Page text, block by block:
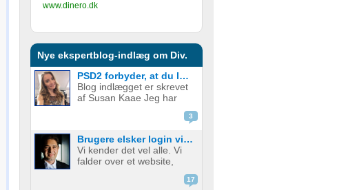
www.dinero.dk
Nye ekspertblog-indlæg om Div.
PSD2 forbyder, at du lægger kortgebyret ud til dine kunder fra 1. januar 2018
Blog indlægget er skrevet
af Susan Kaae Jeg har
arbejdet med eCommerce
siden 2000 og med online
stillinger med titler som
Chief Product
Officer/CPO, Sales
3
Brugere elsker login via sociale medier
Vi kender det vel alle. Vi
falder over et website,
17